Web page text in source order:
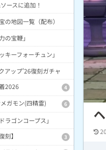
ースに追加！
の地図一覧（配布）
の宝鞭」
キーフォーチュン」
アップ'26復刻ガチャ
2026
4
ガモン(四精霊) 6
ラゴンコープス」
刻】
3